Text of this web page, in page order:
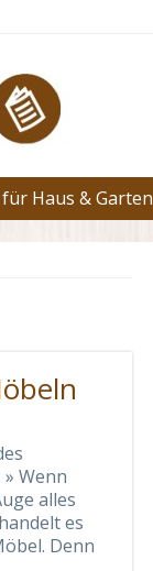
Haus & Garten
Wenn
alles
es
Denn